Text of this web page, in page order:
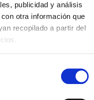
publicidad y análisis
otra información que
recopilado a partir del
les
la